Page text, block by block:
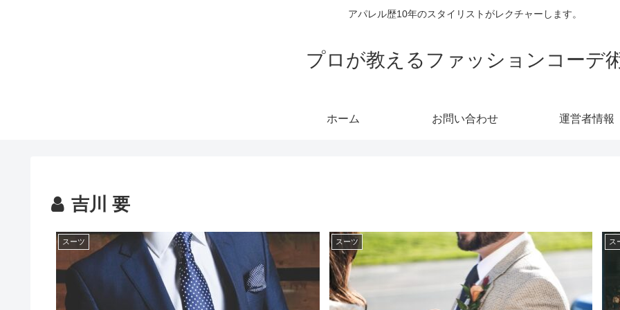
アパレル歴10年のスタイリストがレクチャーします。
プロが教えるファッションコーデ
ホーム お問い合わせ 運営者情報
吉川 要
スーツ スーツ ス